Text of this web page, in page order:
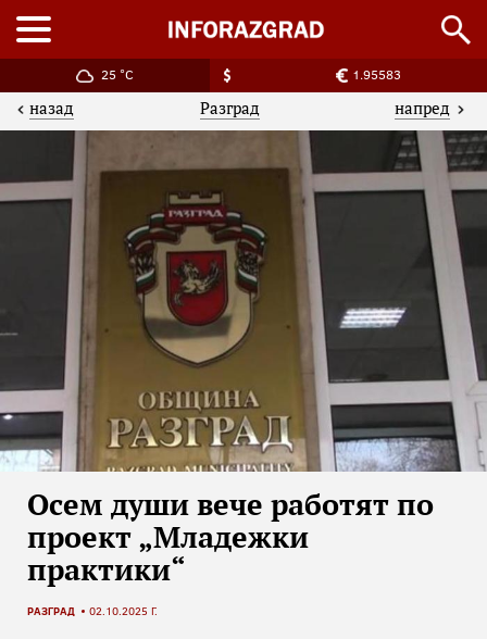
25 °C 1.95583
назад Разград напред
Осем души вече работят по
проект „Младежки
практики“
РАЗГРАД 02.10.2025 Г.